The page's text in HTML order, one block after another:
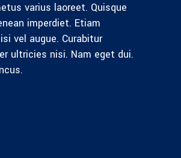
varius laoreet. Quisque
imperdiet. Etiam
vel augue. Curabitur
ultricies nisi. Nam eget dui.